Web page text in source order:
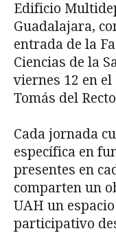
Edificio
Guadalajara,
entrada de la
Ciencias de la
viernes 12 en
Tomás del
Cada jornada
específica en
presentes en
comparten un
UAH un
participativo